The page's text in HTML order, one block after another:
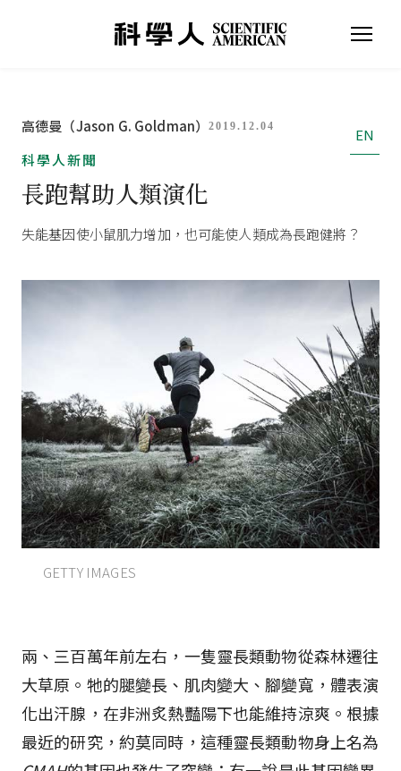
高德曼（Jason G. Goldman）2019.12.04
EN
科學人新聞
長跑幫助人類演化
失能基因使小鼠肌力增加，也可能使人類成為長跑健將？
GETTY IMAGES
兩、三百萬年前左右，一隻靈長類動物從森林遷往
大草原。牠的腿變長、肌肉變大、腳變寬，體表演
化出汗腺，在非洲炙熱豔陽下也能維持涼爽。根據
最近的研究，約莫同時，這種靈長類動物身上名為